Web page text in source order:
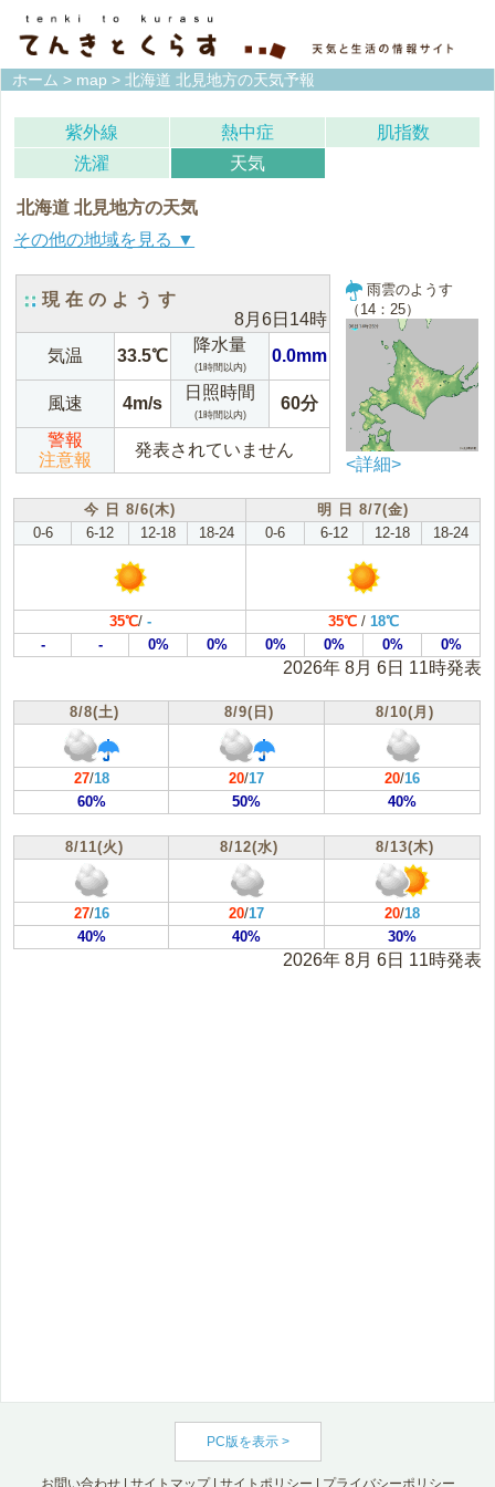
ホーム > map > 北海道 北見地方の天気予報
紫外線 熱中症
肌指数
洗濯
天気
北海道 北見地方の天気
宗谷地方(稚内) 上川地方(旭川)
石狩地方(札幌)
北見地方(北見)
紋別地方(紋別) 釧路地方(釧路)
根室地方(根室) 十勝地方(帯広)
胆振地方(室蘭) 日高地方(浦河)
渡島地方(函館) 桧山地方(江差)
現在のようす
8月6日14時
気温
33.5℃
降水量
(1時間以内)
0.0mm
風速 4m/s
日照時間
(1時間以内)
60分
警報
注意報
発表されていません
雨雲のようす
（14：25）
<詳細>
今 日 8/6(木)
明 日 8/7(金)
0-6
6-12 12-18 18-24 0-6 6-12 12-18 18-24
35℃/ - 35℃/ 18℃
-
- 0% 0% 0% 0% 0% 0%
2026年 8月 6日 11時発表
8/8(土) 8/9(日) 8/10(月)
27/18 20/17 20/16
60%
50% 40%
8/11(火) 8/12(水) 8/13(木)
27/16 20/17 20/18
40%
40% 30%
2026年 8月 6日 11時発表
PC版を表示 >
お問い合わせ| サイトマップ| サイトポリシー プライバシーポリシー